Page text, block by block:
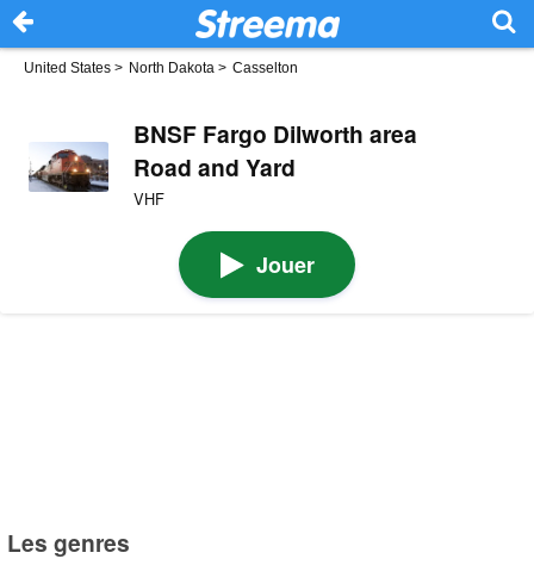
United States > North Dakota > Casselton
BNSF Fargo Dilworth area
Road and Yard
VHF
Jouer
Les genres